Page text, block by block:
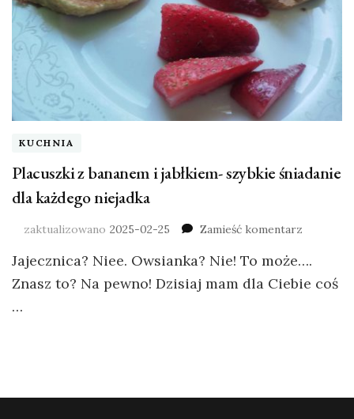
KUCHNIA
Placuszki z bananem i jabłkiem- szybkie śniadanie
dla każdego niejadka
zaktualizowano 2025-02-25 Zamieść komentarz
Jajecznica? Niee. Owsianka? Nie! To może….
Znasz to? Na pewno! Dzisiaj mam dla Ciebie coś
…